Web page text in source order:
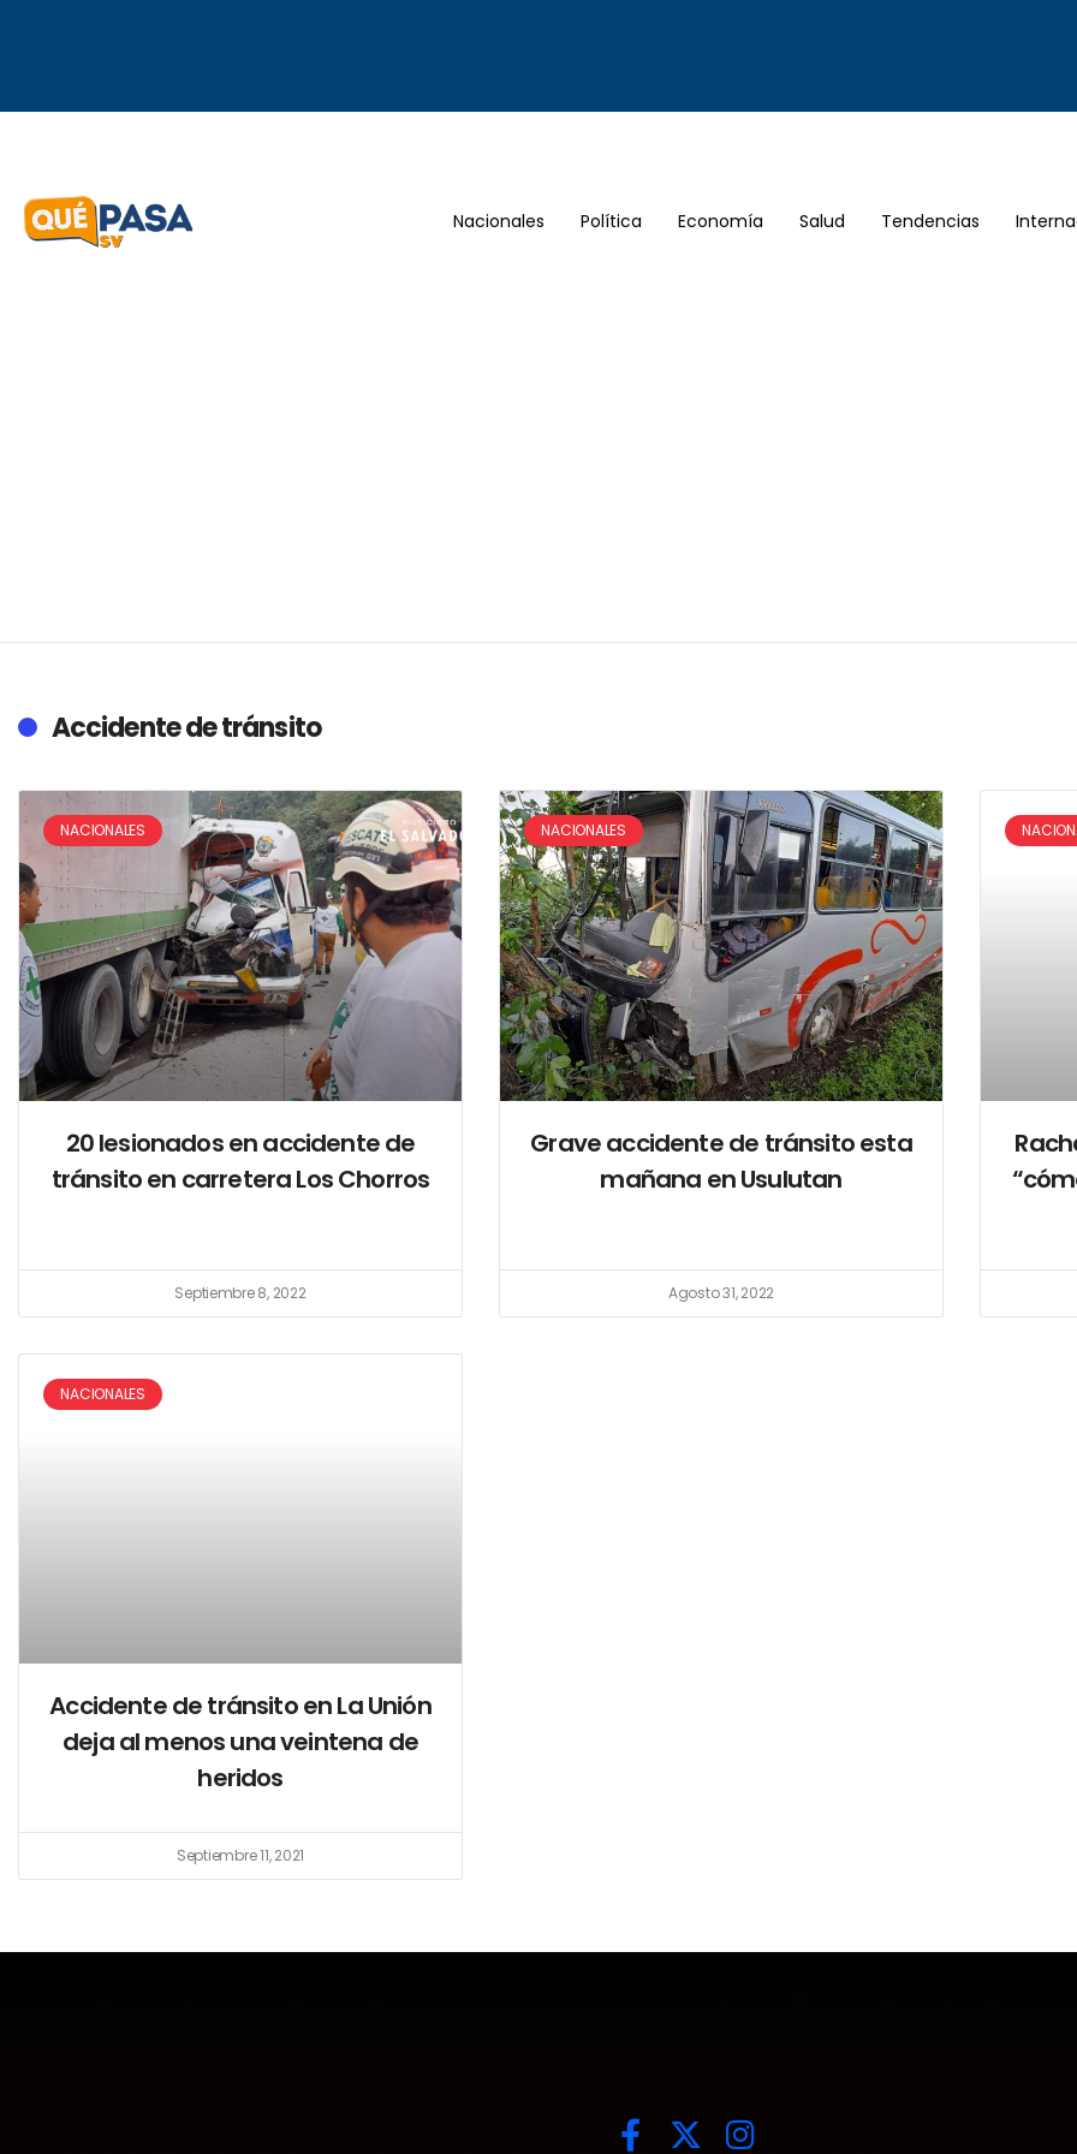
Nacionales Política Economía Salud Tendencias
Accidente de tránsito
NACIONALES
20 lesionados en accidente de
tránsito en carretera Los Chorros
Septiembre 8, 2022
NACIONALES
Grave accidente de tránsito esta
mañana en Usulutan
Agosto 31, 2022
NACIONALES
Accidente de tránsito en La Unión
deja al menos una veintena de
heridos
Septiembre 11, 2021